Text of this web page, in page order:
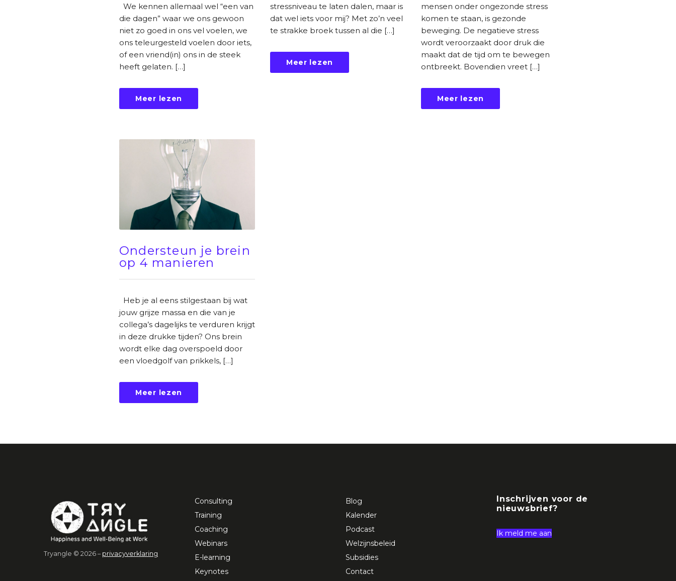
We kennen allemaal wel “een van
die dagen” waar we ons gewoon
niet zo goed in ons vel voelen, we
ons teleurgesteld voelen door iets,
of een vriend(in) ons in de steek
heeft gelaten. […]
Meer lezen
stressniveau te laten dalen, maar is
dat wel iets voor mij? Met zo’n veel
te strakke broek tussen al die […]
Meer lezen
mensen onder ongezonde stress
komen te staan, is gezonde
beweging. De negatieve stress
wordt veroorzaakt door druk die
maakt dat de tijd om te bewegen
ontbreekt. Bovendien vreet […]
Meer lezen
Ondersteun je brein
op 4 manieren
Heb je al eens stilgestaan bij wat
jouw grijze massa en die van je
collega’s dagelijks te verduren krijgt
in deze drukke tijden? Ons brein
wordt elke dag overspoeld door
een vloedgolf van prikkels, […]
Meer lezen
Tryangle © 2026 – privacyverklaring
Consulting
Training
Coaching
Webinars
E-learning
Keynotes
Blog
Kalender
Podcast
Welzijnsbeleid
Subsidies
Contact
Inschrijven voor de
nieuwsbrief?
Ik meld me aan